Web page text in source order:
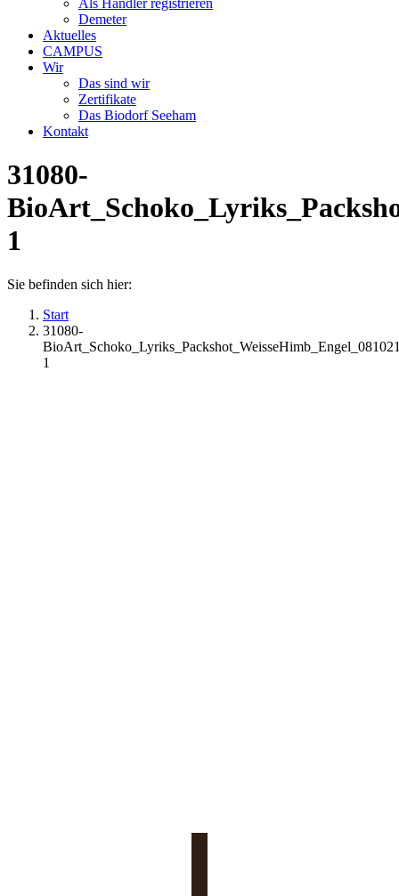
Als Händler registrieren
Demeter
Aktuelles
CAMPUS
Wir
Das sind wir
Zertifikate
Das Biodorf Seeham
Kontakt
31080-
1
Sie befinden sich hier:
Start
31080-
1